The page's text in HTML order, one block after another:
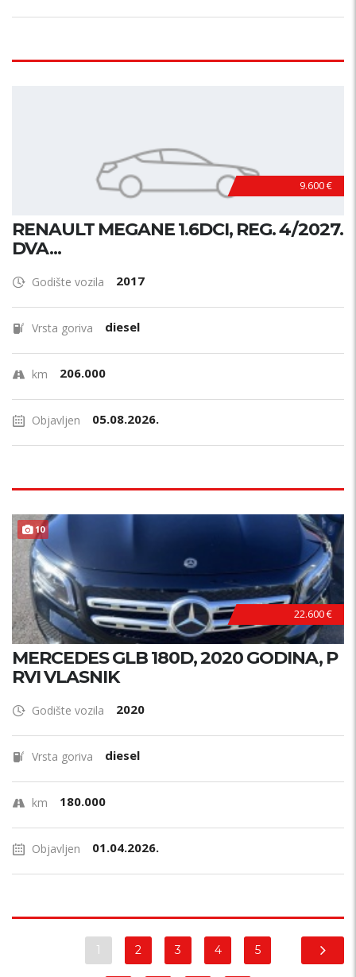
9.600 €
RENAULT MEGANE 1.6DCI, REG. 4/2027.
DVA...
Godište vozila 2017
Vrsta goriva diesel
km 206.000
Objavljen 05.08.2026.
10
22.600 €
MERCEDES GLB 180D, 2020 GODINA, P
RVI VLASNIK
Godište vozila 2020
Vrsta goriva diesel
km 180.000
Objavljen 01.04.2026.
1 2 3 4 5